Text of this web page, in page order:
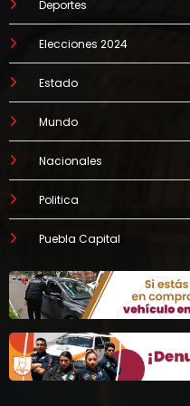
Deportes
Elecciones 2024
Estado
Mundo
Nacionales
Politica
Puebla Capital